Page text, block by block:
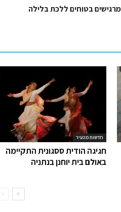
חדשות מהעיר
חגיגה הודית ססגונית התקיימה
באולם בית יוחנן בנתניה